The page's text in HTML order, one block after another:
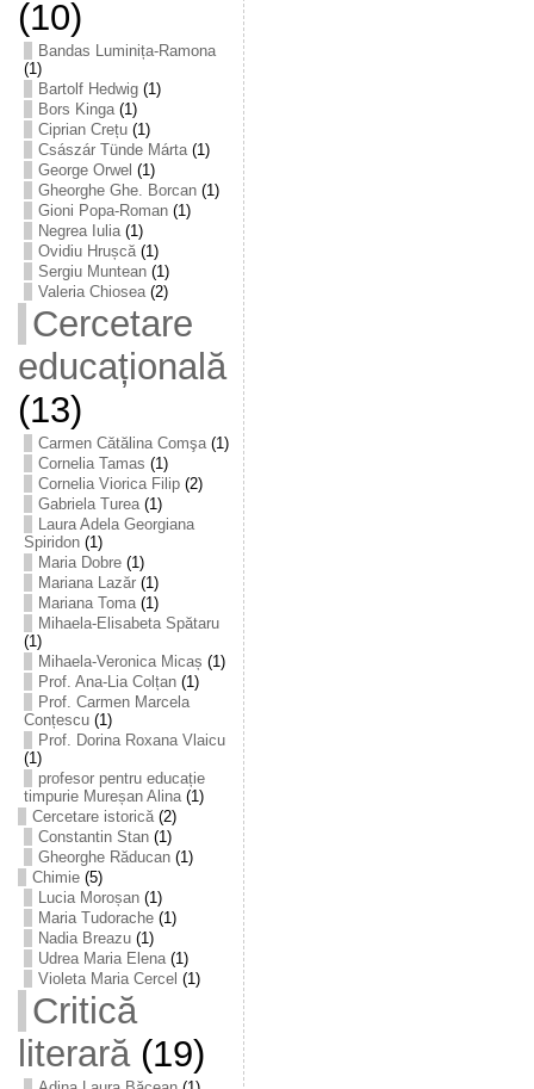
(10)
Bandas Luminița-Ramona
(1)
Bartolf Hedwig(1)
Bors Kinga(1)
Ciprian Crețu(1)
Császár Tünde Márta(1)
George Orwel (1)
Gheorghe Ghe. Borcan(1)
Gioni Popa-Roman(1)
Negrea Iulia(1)
Ovidiu Hrușcă(1)
Sergiu Muntean(1)
Valeria Chiosea(2)
Cercetare
educațională
(13)
Carmen Cătălina Comşa(1)
Cornelia Tamas (1)
Cornelia Viorica Filip(2)
Gabriela Turea(1)
Laura Adela Georgiana
Spiridon(1)
Maria Dobre(1)
Mariana Lazăr(1)
Mariana Toma(1)
Mihaela-Elisabeta Spătaru
(1)
Mihaela-Veronica Micaș (1)
Prof. Ana-Lia Colțan(1)
Prof. Carmen Marcela
Conțescu(1)
Prof. Dorina Roxana Vlaicu
(1)
profesor pentru educație
timpurie Mureșan Alina(1)
Cercetare istorică(2)
Constantin Stan(1)
Gheorghe Răducan(1)
Chimie(5)
Lucia Moroșan(1)
Maria Tudorache(1)
Nadia Breazu(1)
Udrea Maria Elena(1)
Violeta Maria Cercel (1)
Critică
literară(19)